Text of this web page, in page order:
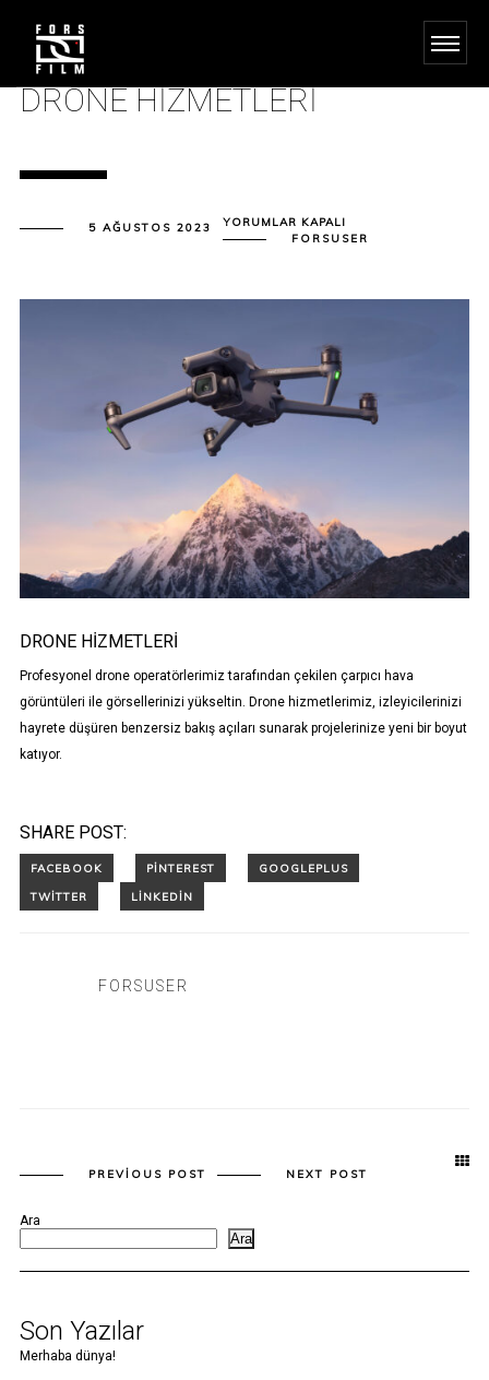
DRONE HIZMETLERI
5 AĞUSTOS 2023 DRONE
HIZMETLERI
IÇIN
YORUMLAR KAPALI
FORSUSER
DRONE HIZMETLERI
Profesyonel drone operatörlerimiz tarafından çekilen çarpıcı hava
görüntüleri ile görsellerinizi yükseltin. Drone hizmetlerimiz, izleyicilerinizi
hayrete düşüren benzersiz bakış açıları sunarak projelerinize yeni bir boyut
katıyor.
SHARE POST:
FORSUSER
PREVIOUS POST NEXT POST
Ara
Ara
Son Yazılar
Merhaba dünya!